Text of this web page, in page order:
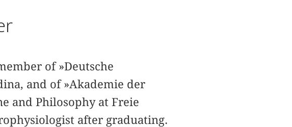
of »Deutsche
and of »Akademie der
and Philosophy at Freie
after graduating.